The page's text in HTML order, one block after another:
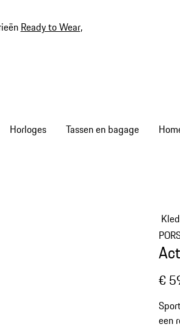
Ready to Wear,
Horloges Tassen en bagage
€
een